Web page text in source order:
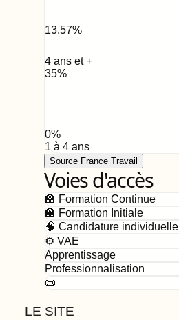
13.57%
4 ans et +
35%
0%
1 à 4 ans
Source France Travail
Voies d'accès
🏫 Formation Continue
🏫 Formation Initiale
🧠 Candidature individuelle
⚙️ VAE
Apprentissage
Professionnalisation
📜
LE SITE